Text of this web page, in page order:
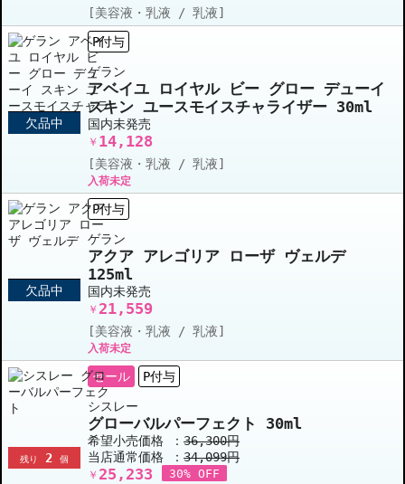
[美容液・乳液 / 乳液]
欠品中
P付与
ゲラン
アベイユ ロイヤル ビー グロー デューイ
スキン ユースモイスチャライザー 30ml
国内未発売
￥ 14,128
[美容液・乳液 / 乳液]
入荷未定
欠品中
P付与
ゲラン
アクア アレゴリア ローザ ヴェルデ
125ml
国内未発売
￥ 21,559
[美容液・乳液 / 乳液]
入荷未定
残り 2 個
セール P付与
シスレー
グローバルパーフェクト 30ml
希望小売価格 ： 36,300円
当店通常価格 ： 34,099円
￥ 25,233 30% OFF